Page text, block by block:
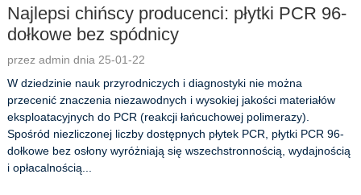
Najlepsi chińscy producenci: płytki PCR 96-
dołkowe bez spódnicy
przez admin dnia 25-01-22
W dziedzinie nauk przyrodniczych i diagnostyki nie można
przecenić znaczenia niezawodnych i wysokiej jakości materiałów
eksploatacyjnych do PCR (reakcji łańcuchowej polimerazy).
Spośród niezliczonej liczby dostępnych płytek PCR, płytki PCR 96-
dołkowe bez osłony wyróżniają się wszechstronnością, wydajnością
i opłacalnością...